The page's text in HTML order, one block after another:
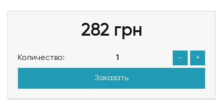
282 грн
Количество: - +
Заказать